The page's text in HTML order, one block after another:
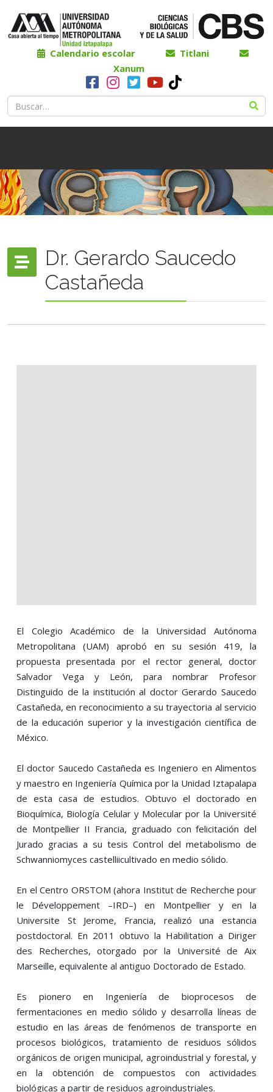
Calendario escolar
Titlani
Xanum
Dr. Gerardo Saucedo
Castañeda
El Colegio Académico de la Universidad Autónoma
Metropolitana (UAM) aprobó en su sesión 419, la
propuesta presentada por el rector general, doctor
Salvador Vega y León, para nombrar Profesor
Distinguido de la institución al doctor Gerardo Saucedo
Castañeda, en reconocimiento a su trayectoria al servicio
de la educación superior y la investigación científica de
México.
El doctor Saucedo Castañeda es Ingeniero en Alimentos
y maestro en Ingeniería Química por la Unidad Iztapalapa
de esta casa de estudios. Obtuvo el doctorado en
Bioquímica, Biología Celular y Molecular por la Université
de Montpellier II Francia, graduado con felicitación del
Jurado gracias a su tesis Control del metabolismo de
Schwanniomyces castelliicultivado en medio sólido.
En el Centro ORSTOM (ahora Institut de Recherche pour
le Développement –IRD–) en Montpellier y en la
Universite St Jerome, Francia, realizó una estancia
postdoctoral. En 2011 obtuvo la Habilitation a Diriger
des Recherches, otorgado por la Université de Aix
Marseille, equivalente al antiguo Doctorado de Estado.
Es pionero en Ingeniería de bioprocesos de
fermentaciones en medio sólido y desarrolla líneas de
estudio en las áreas de fenómenos de transporte en
procesos biológicos, tratamiento de residuos sólidos
orgánicos de origen municipal, agroindustrial y forestal, y
en la obtención de compuestos con actividades
biológicas a partir de residuos agroindustriales.